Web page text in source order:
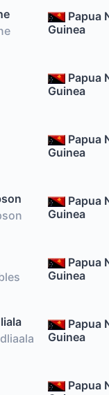
Papua
Guinea
Papua
Guinea
Papua
Guinea
Papua
Guinea
Papua
Guinea
Papua
Guinea
Papua